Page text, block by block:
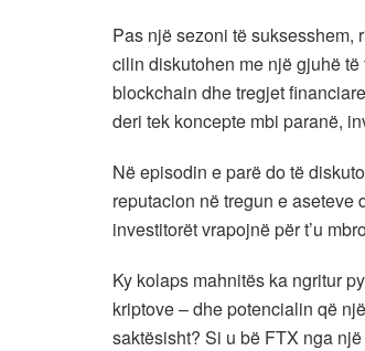
Pas një sezoni të suksesshem,
cilin diskutohen me një gjuhë
blockchain dhe tregjet
deri tek koncepte mbi paranë,
Në episodin e parë do të
reputacion në tregun e
investitorët vrapojnë për t’u
Ky kolaps mahnitës ka ngritur
kriptove – dhe potencialin që
saktësisht? Si u bë FTX nga